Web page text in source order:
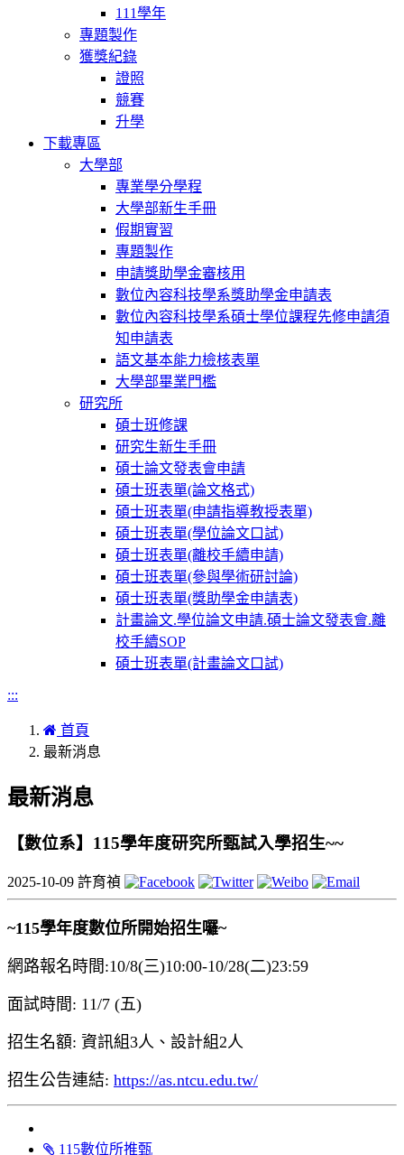
111學年
專題製作
獲獎紀錄
證照
競賽
升學
下載專區
大學部
專業學分學程
大學部新生手冊
假期實習
專題製作
申請獎助學金審核用
數位內容科技學系獎助學金申請表
數位內容科技學系碩士學位課程先修申請須
知申請表
語文基本能力檢核表單
大學部畢業門檻
研究所
碩士班修課
研究生新生手冊
碩士論文發表會申請
碩士班表單(論文格式)
碩士班表單(申請指導教授表單)
碩士班表單(學位論文口試)
碩士班表單(離校手續申請)
碩士班表單(參與學術研討論)
碩士班表單(獎助學金申請表)
計畫論文.學位論文申請.碩士論文發表會.離
校手續SOP
碩士班表單(計畫論文口試)
:::
首頁
最新消息
最新消息
【數位系】115學年度研究所甄試入學招生~~
2025-10-09 許育禎
~115學年度數位所開始招生囉~
網路報名時間:10/8(三)10:00-10/28(二)23:59
面試時間: 11/7 (五)
招生名額: 資訊組3人、設計組2人
招生公告連結: https://as.ntcu.edu.tw/
115數位所推甄